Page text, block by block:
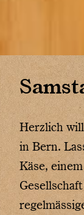
Herzlich
in Bern.
Käse,